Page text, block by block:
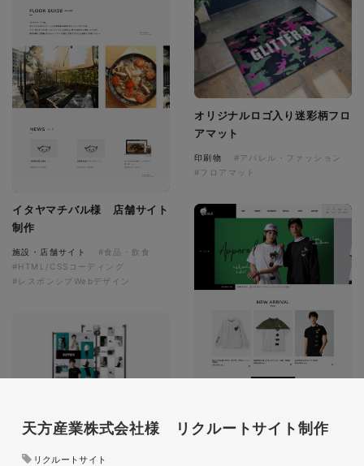
イタヤマチバル様 店舗サイト
制作
施設・店舗サイト
#食品・飲食
#HTML/CSSコーディング
#レスポンシブWebデザイン
オリジナルロゴ入り迷彩柄フロ
アマット
印刷物
#アパレル・ファッション
#フロアマット
glitter8様 スタンドバナー
印刷物
#アパレル・ファッション
天方産業株式会社様 リクルートサイト制作
リクルートサイト